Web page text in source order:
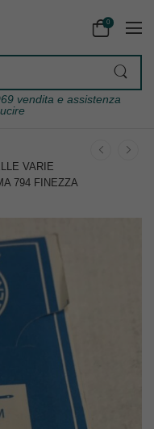
0
vendita e assistenza
VARIE
794 FINEZZA